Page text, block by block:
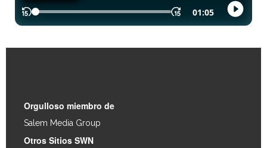
Orgulloso miembro de
Salem Media Group
Otros Sitios SWN